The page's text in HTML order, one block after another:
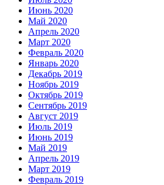
Июнь 2020
Май 2020
Апрель 2020
Март 2020
Февраль 2020
Январь 2020
Декабрь 2019
Ноябрь 2019
Октябрь 2019
Сентябрь 2019
Август 2019
Июль 2019
Июнь 2019
Май 2019
Апрель 2019
Март 2019
Февраль 2019